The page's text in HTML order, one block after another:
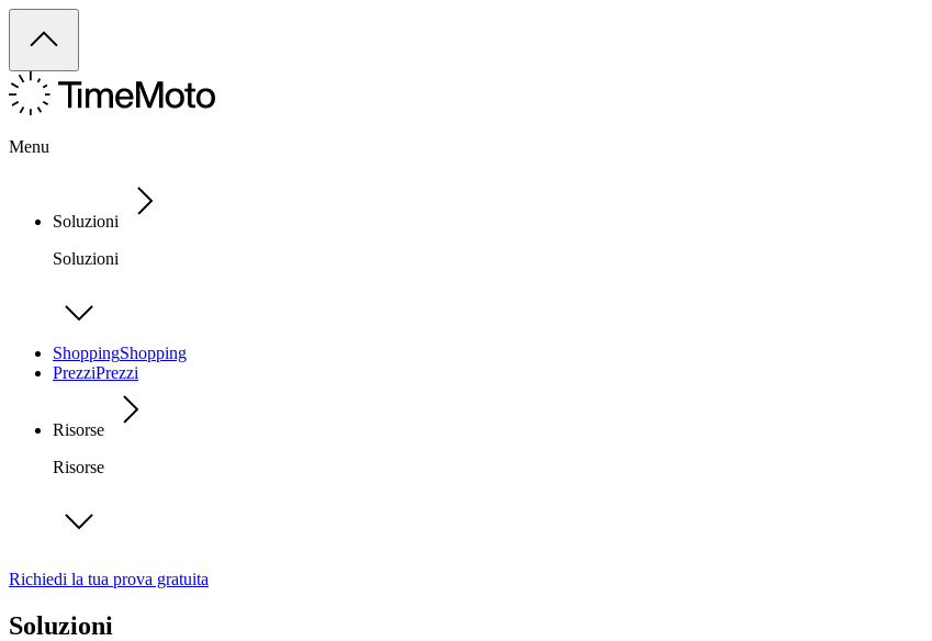
Menu
Soluzioni
Soluzioni
ShoppingShopping
PrezziPrezzi
Risorse
Risorse
Richiedi la tua prova gratuita
Soluzioni